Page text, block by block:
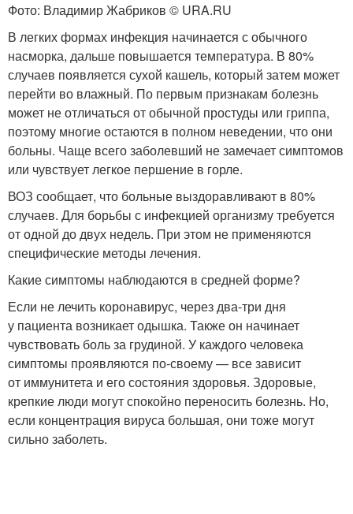
Фото: Владимир Жабриков © URA.RU
В легких формах инфекция начинается с обычного
насморка, дальше повышается температура. В 80%
случаев появляется сухой кашель, который затем может
перейти во влажный. По первым признакам болезнь
может не отличаться от обычной простуды или гриппа,
поэтому многие остаются в полном неведении, что они
больны. Чаще всего заболевший не замечает симптомов
или чувствует легкое першение в горле.
ВОЗ сообщает, что больные выздоравливают в 80%
случаев. Для борьбы с инфекцией организму требуется
от одной до двух недель. При этом не применяются
специфические методы лечения.
Какие симптомы наблюдаются в средней форме?
Если не лечить коронавирус, через два-три дня
у пациента возникает одышка. Также он начинает
чувствовать боль за грудиной. У каждого человека
симптомы проявляются по-своему — все зависит
от иммунитета и его состояния здоровья. Здоровые,
крепкие люди могут спокойно переносить болезнь. Но,
если концентрация вируса большая, они тоже могут
сильно заболеть.